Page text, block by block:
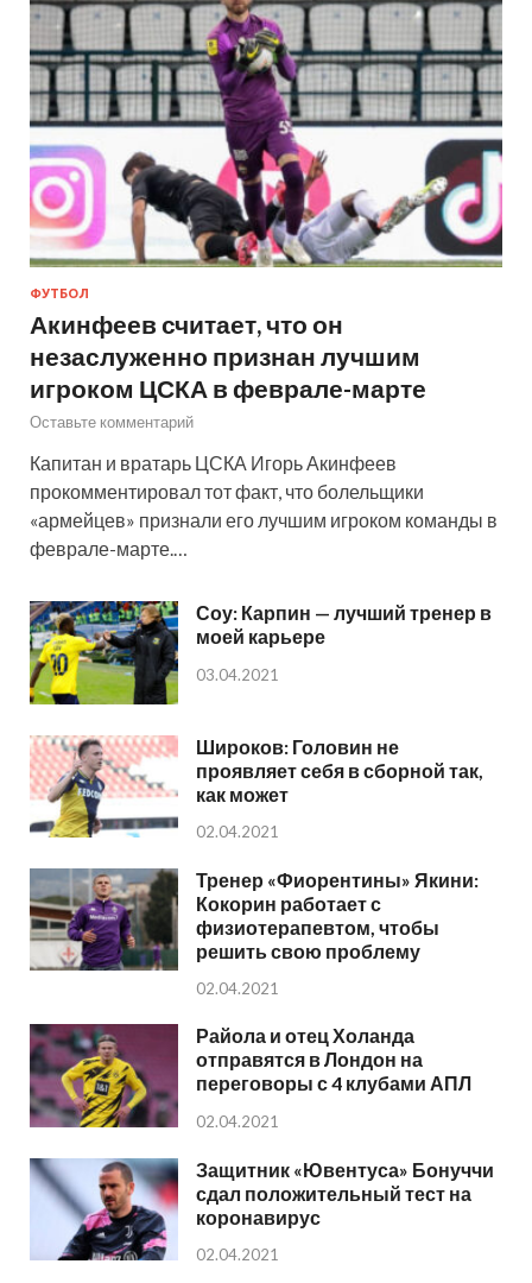
ФУТБОЛ
Акинфеев считает, что он
незаслуженно признан лучшим
игроком ЦСКА в феврале-марте
Оставьте комментарий
Капитан и вратарь ЦСКА Игорь Акинфеев
прокомментировал тот факт, что болельщики
«армейцев» признали его лучшим игроком команды в
феврале-марте.…
Соу: Карпин — лучший тренер в
моей карьере
03.04.2021
Широков: Головин не
проявляет себя в сборной так,
как может
02.04.2021
Тренер «Фиорентины» Якини:
Кокорин работает с
физиотерапевтом, чтобы
решить свою проблему
02.04.2021
Райола и отец Холанда
отправятся в Лондон на
переговоры с 4 клубами АПЛ
02.04.2021
Защитник «Ювентуса» Бонуччи
сдал положительный тест на
коронавирус
02.04.2021